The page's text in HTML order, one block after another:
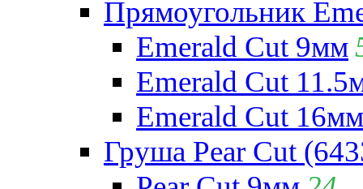
Прямоугольник
Emerald Cut 9мм
Emerald Cut
Emerald Cut 16мм
Груша Pear Cut